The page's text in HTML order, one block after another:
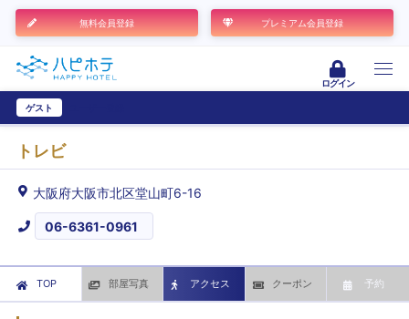
無料会員登録 プレミアム会員登録
ログイン
ゲスト
トレビ
大阪府大阪市北区堂山町6-16
06-6361-0961
TOP 部屋写真 アクセス クーポン 予約